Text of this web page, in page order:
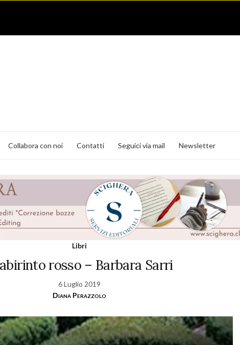
Collabora con noi Contatti Seguici via mail Newsletter
Libri
rosso – Barbara Sarri
6 Luglio 2019
Diana Perazzolo